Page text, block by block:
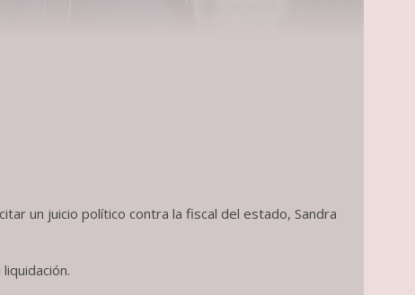
un juicio político contra la fiscal del estado, Sandra